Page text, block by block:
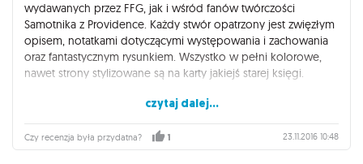
wydawanych przez FFG, jak i wśród fanów twórczości
Samotnika z Providence. Każdy stwór opatrzony jest zwięzłym
opisem, notatkami dotyczącymi występowania i zachowania
oraz fantastycznym rysunkiem. Wszystko w pełni kolorowe,
nawet strony stylizowane są na karty jakiejś starej księgi.
jedyne do czego można się przyczepić to pewne nieścisłości
i sprzeczności w opisach, ale badanie ponadnaturalnych
stworów to nie nauka ścisła. ;) Poza tym brakuje może tylko
niektórych, wydawałoby się oczywistych opisów (nie ma np.
czytaj dalej...
Czy recenzja była przydatna? 1 23.11.2016 10:48